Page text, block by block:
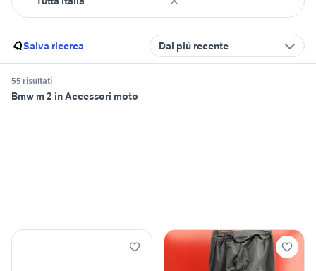
Salva ricerca Dal più recente
55 risultati
Bmw m 2 in Accessori moto